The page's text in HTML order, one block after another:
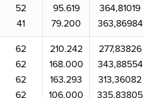
52
41
95.619
79.200
364,81019
363,86984
62
62
62
62
210.242
168.000
163.293
106.000
277,83826
343,88554
313,36082
335,83805